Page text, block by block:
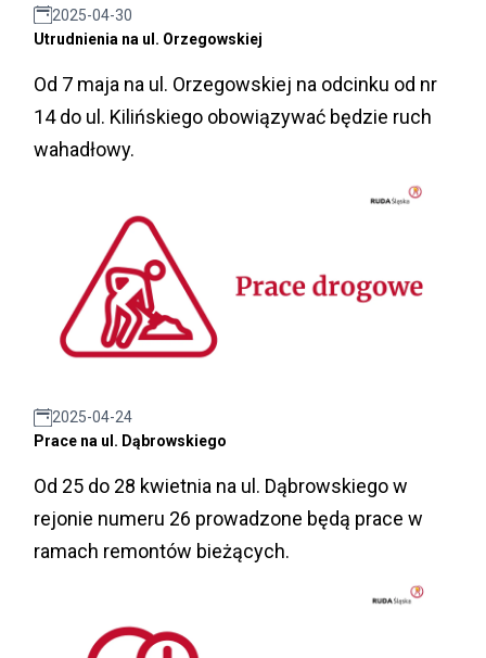
2025-04-30
Utrudnienia na ul. Orzegowskiej
Od 7 maja na ul. Orzegowskiej na odcinku od nr
14 do ul. Kilińskiego obowiązywać będzie ruch
wahadłowy.
2025-04-24
Prace na ul. Dąbrowskiego
Od 25 do 28 kwietnia na ul. Dąbrowskiego w
rejonie numeru 26 prowadzone będą prace w
ramach remontów bieżących.